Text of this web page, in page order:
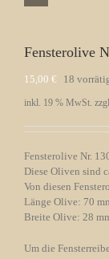
Fensterolive
15,00 € 18
inkl. 19 % MwSt.
Fensterolive Nr.
Diese Oliven sind
Von diesen
Länge Olive: 70
Breite Olive: 28
Um die